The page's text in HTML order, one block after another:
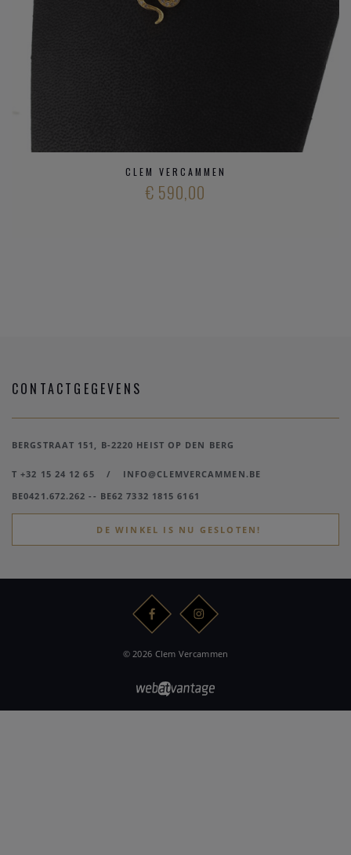
CLEM VERCAMMEN
€ 590,00
CONTACTGEGEVENS
BERGSTRAAT 151, B-2220 HEIST OP DEN BERG
T +32 15 24 12 65 /
INFO@CLEMVERCAMMEN.BE
BE0421.672.262 -- BE62 7332 1815 6161
DE WINKEL IS NU GESLOTEN!
© 2026 Clem Vercammen